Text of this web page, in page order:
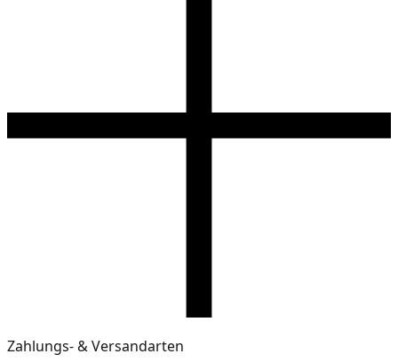
Zahlungs- & Versandarten